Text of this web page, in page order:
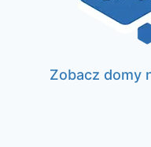
Zobacz domy